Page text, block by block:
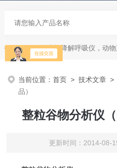
热门关键词：微生物降解呼吸仪，动物声音记录仪，全自动太阳光
当前位置：首页 >技术文章
品）
整粒谷物分析仪
更新时间：2014-